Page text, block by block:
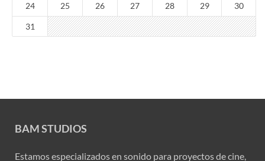
24 25 26 27 28 29 30
31
BAM STUDIOS
Estamos especializados en sonido para proyectos de cine,